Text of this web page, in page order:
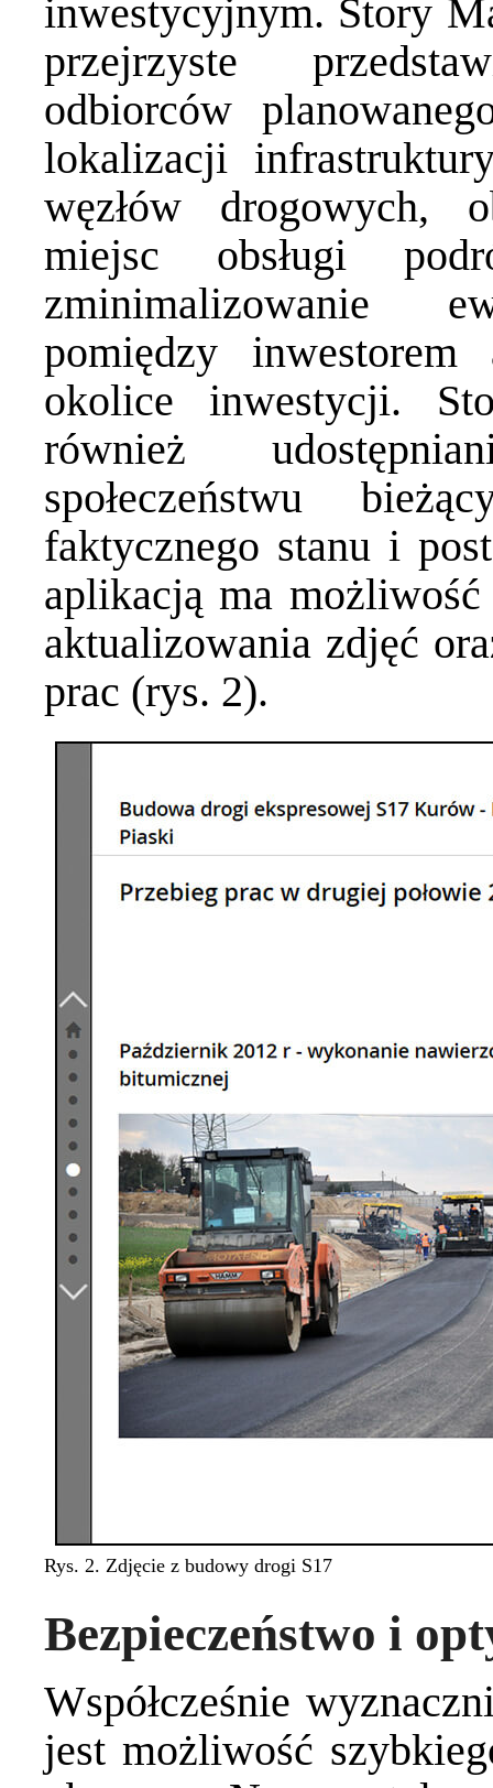
inwestycyjnym. Story
przejrzyste
odbiorców
lokalizacji
węzłów drogowych,
miejsc obsługi
zminimalizowanie
pomiędzy inwestorem
okolice inwestycji.
również
społeczeństwu
faktycznego stanu i
aplikacją ma
aktualizowania zdjęć
prac (rys. 2).
Rys. 2. Zdjęcie z budowy drogi S17
Bezpieczeństwo i
Współcześnie
jest możliwość